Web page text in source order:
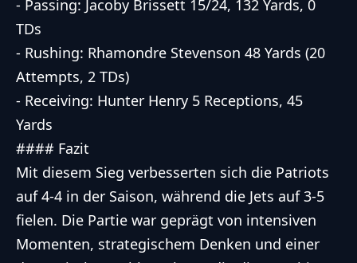
- Passing: Jacoby Brissett 15/24, 132 Yards, 0
TDs
- Rushing: Rhamondre Stevenson 48 Yards (20
Attempts, 2 TDs)
- Receiving: Hunter Henry 5 Receptions, 45
Yards
#### Fazit
Mit diesem Sieg verbesserten sich die Patriots
auf 4-4 in der Saison, während die Jets auf 3-5
fielen. Die Partie war geprägt von intensiven
Momenten, strategischem Denken und einer